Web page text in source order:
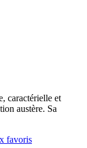
caractérielle et
austère. Sa
favoris